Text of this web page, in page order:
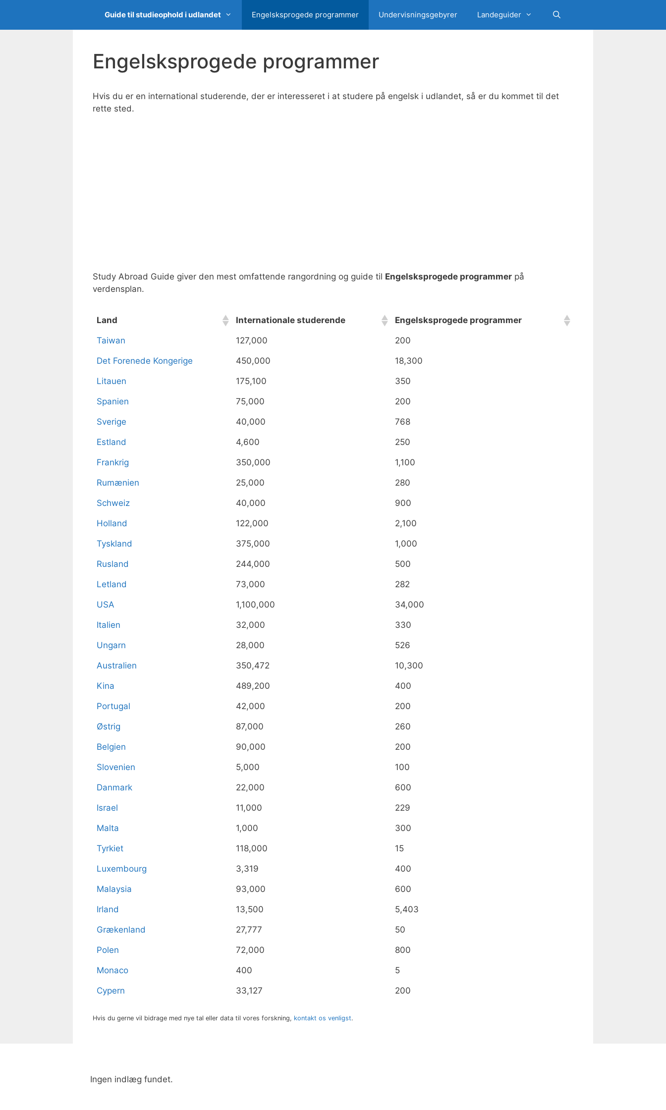
indhold
Guide til studieophold i udlandet Engelsksprogede programmer Undervisningsgebyrer Landeguider
Engelsksprogede programmer
Hvis du er en international studerende, der er interesseret i at studere på engelsk i udlandet, så er du kommet til det
rette sted.
Study Abroad Guide giver den mest omfattende rangordning og guide til Engelsksprogede programmer på
verdensplan.
Land Internationale studerende
Engelsksprogede programmer
Land
Internationale studerende Engelsksprogede programmer
Taiwan 127,000 200
Det Forenede Kongerige 450,000 18,300
Litauen 175,100 350
Spanien 75,000 200
Sverige 40,000 768
Estland 4,600 250
Frankrig 350,000 1,100
Rumænien 25,000 280
Schweiz 40,000 900
Holland 122,000 2,100
Tyskland 375,000 1,000
Rusland 244,000 500
Letland 73,000 282
USA 1,100,000 34,000
Italien 32,000 330
Ungarn 28,000 526
Australien 350,472 10,300
Kina 489,200 400
Portugal 42,000 200
Østrig 87,000 260
Belgien 90,000 200
Slovenien 5,000 100
Danmark 22,000 600
Israel 11,000 229
Malta 1,000 300
Tyrkiet 118,000 15
Luxembourg 3,319 400
Malaysia 93,000 600
Irland 13,500 5,403
Grækenland 27,777 50
Polen 72,000 800
Monaco 400 5
Cypern 33,127 200
Hvis du gerne vil bidrage med nye tal eller data til vores forskning, kontakt os venligst.
Ingen indlæg fundet.